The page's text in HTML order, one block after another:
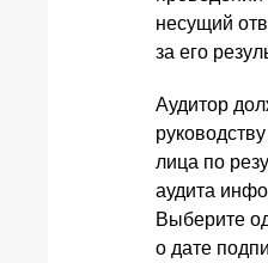
несущий
за его
Аудитор
лица по
аудита
Выберите
о дате